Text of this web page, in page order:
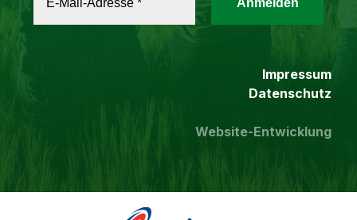
Impressum
Datenschutz
Website-Entwicklung